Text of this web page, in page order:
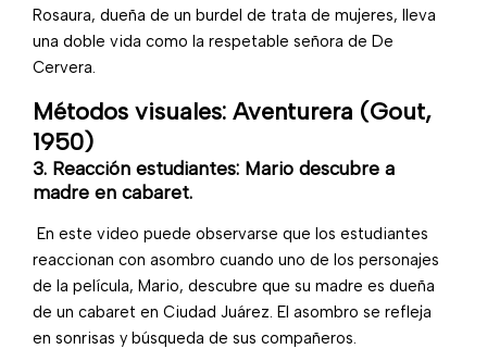
Rosaura, dueña de un burdel de trata de mujeres, lleva
una doble vida como la respetable señora deDe
Cervera.
Métodos visuales: Aventurera (Gout,
1950)
3. Reacción estudiantes: Mario descubre a
madre en cabaret.
En este video puede observarse que los estudiantes
reaccionan con asombro cuando uno de los personajes
de la película, Mario, descubre que su madre es dueña
de un cabaret en Ciudad Juárez. El asombro se refleja
en sonrisas y búsqueda de sus compañeros.